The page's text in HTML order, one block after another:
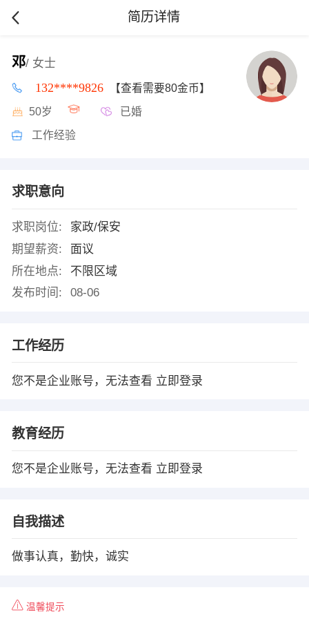
简历详情
邓/ 女士
132****9826 【查看需要80金币】
50岁 已婚
工作经验
求职意向
求职岗位:
家政/保安
期望薪资:
面议
所在地点:
不限区域
发布时间:
08-06
工作经历
您不是企业账号，无法查看 立即登录
教育经历
您不是企业账号，无法查看 立即登录
自我描述
做事认真，勤快，诚实
温馨提示